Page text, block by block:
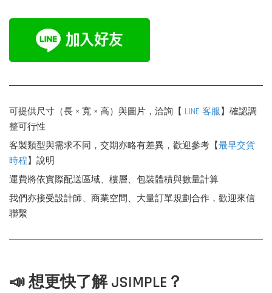
可提供尺寸（長 × 寬 × 高）與圖片，洽詢【 LINE 客服】確認調
整可行性
客製類型與需求不同，交期亦略有差異，歡迎參考【最早交貨
時程】說明
運費將依實際配送區域、樓層、包裝體積與數量計算
我們亦接受設計師、商業空間、大量訂單規劃合作，歡迎來信
聯繫
📣 想更快了解 JSIMPLE？